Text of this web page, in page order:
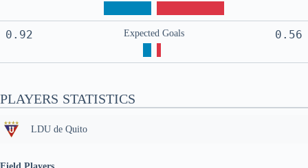
0.92 Expected Goals 0.56
PLAYERS STATISTICS
LDU de Quito